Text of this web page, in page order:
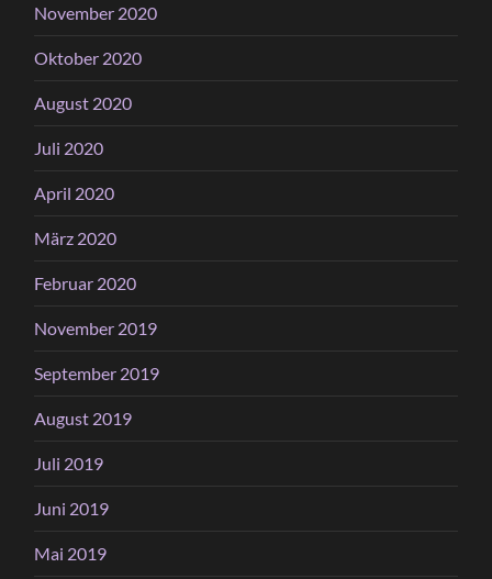
November 2020
Oktober 2020
August 2020
Juli 2020
April 2020
März 2020
Februar 2020
November 2019
September 2019
August 2019
Juli 2019
Juni 2019
Mai 2019